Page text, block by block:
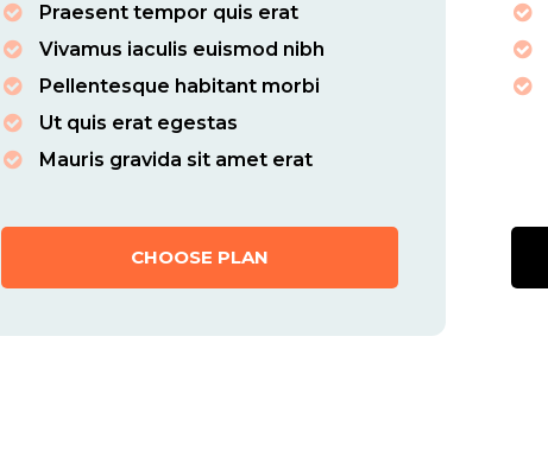
Praesent tempor quis erat
Vivamus iaculis euismod nibh
Pellentesque habitant morbi
Ut quis erat egestas
Mauris gravida sit amet erat
CHOOSE PLAN